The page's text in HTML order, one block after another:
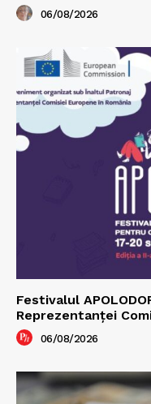
06/08/2026
Festivalul
Reprezentanței
06/08/2026